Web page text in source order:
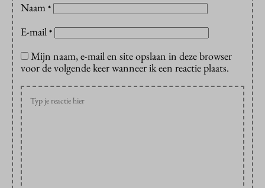
Naam *
E-mail *
Mijn naam, e-mail en site opslaan in deze browser
voor de volgende keer wanneer ik een reactie plaats.